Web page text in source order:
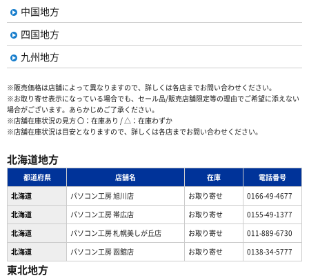
中国地方
四国地方
九州地方
※販売価格は店舗によって異なりますので、詳しくは各店までお問い合わせください。
※お取り寄せ表示になっている場合でも、セール品/販売店舗限定等の理由でご希望に添えない
場合がございます。あらかじめご了承ください。
※店舗在庫状況の見方 〇：在庫あり / △：在庫わずか
※店舗在庫状況は目安となりますので、詳しくは各店までお問い合わせください。
北海道地方
都道府県 店舗名 在庫
電話番号
北海道
パソコン工房 旭川店 お取り寄せ
0166-49-4677
北海道
パソコン工房 帯広店 お取り寄せ
0155-49-1377
北海道
パソコン⼯房 札幌美しが丘店 お取り寄せ
011-889-6730
北海道
パソコン工房 函館店 お取り寄せ 0138-34-5777
東北地方